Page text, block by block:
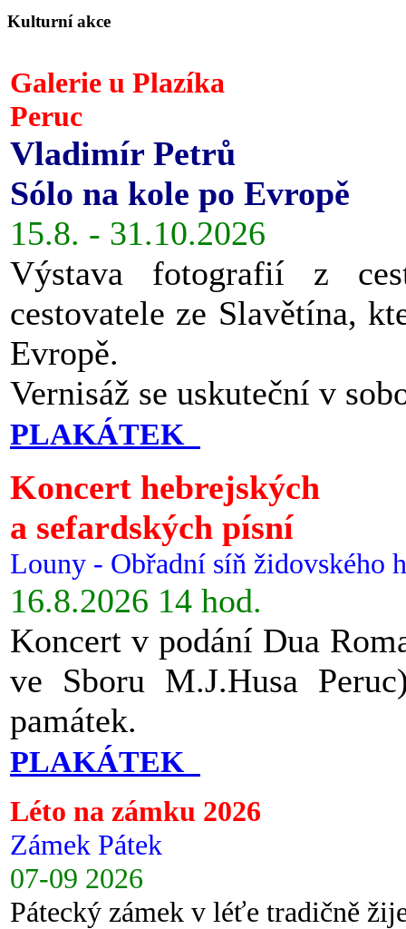
Kulturní akce
Galerie u Plazíka
Peruc
Vladimír Petrů
Sólo na kole po Evropě
15.8. - 31.10.2026
Výstava fotografií z
cestovatele ze Slavětína,
Evropě.
Vernisáž se uskuteční v
PLAKÁTEK
Koncert hebrejských
a sefardských písní
Louny - Obřadní síň židovského
16.8.2026 14 hod.
Koncert v podání Dua
ve Sboru M.J.Husa
památek.
PLAKÁTEK
Léto na zámku 2026
Zámek Pátek
07-09 2026
Pátecký zámek v léťe tradičně